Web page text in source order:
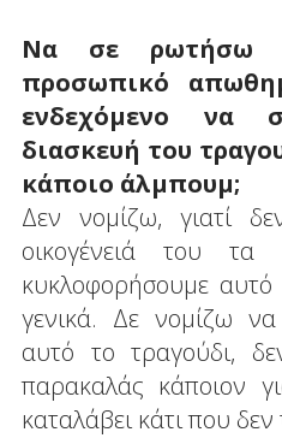
Να σε ρωτήσω
προσωπικό
ενδεχόμενο να
διασκευή του
κάποιο άλμπουμ;
Δεν νομίζω, γιατί
οικογένειά του
κυκλοφορήσουμε
γενικά. Δε νομίζω
αυτό το τραγούδι,
παρακαλάς κάποιον
καταλάβει κάτι που δεν